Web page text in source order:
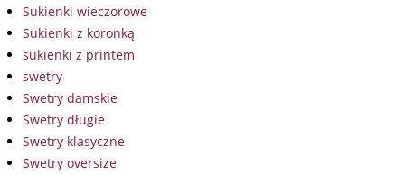
Sukienki wieczorowe
Sukienki z koronką
sukienki z printem
swetry
Swetry damskie
Swetry długie
Swetry klasyczne
Swetry oversize